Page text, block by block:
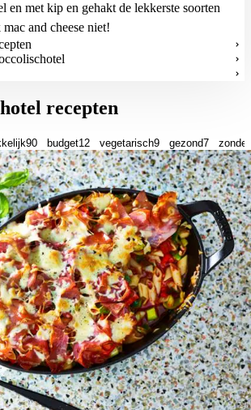
en met kip en gehakt de lekkerste soorten
mac and cheese niet!
recepten
90 budget12 vegetarisch9 gezond7